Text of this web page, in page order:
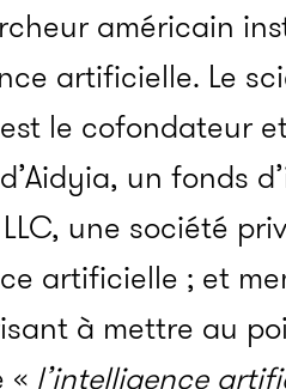
américain
artificielle. Le
le cofondateur
un fonds
une société
artificielle ; et
à mettre au
« l’intelligence